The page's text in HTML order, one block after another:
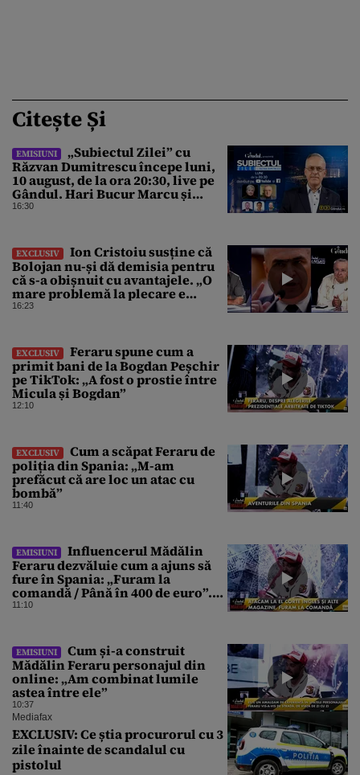
Citește Și
EMISIUNI
„Subiectul Zilei” cu
Răzvan Dumitrescu începe luni,
10 august, de la ora 20:30, live pe
Gândul. Hari Bucur Marcu și
Sarmiza Andronic, dezvăluiri
16:30
EXCLUSIV
Ion Cristoiu susține că
Bolojan nu-și dă demisia pentru
că s-a obișnuit cu avantajele. „O
mare problemă la plecare e
prăpastia dintre avantajele pe
16:23
EXCLUSIV
Feraru spune cum a
primit bani de la Bogdan Peșchir
pe TikTok: „A fost o prostie între
Micula și Bogdan”
12:10
EXCLUSIV
Cum a scăpat Feraru de
poliția din Spania: „M-am
prefăcut că are loc un atac cu
bombă”
11:40
EMISIUNI
Influencerul Mădălin
Feraru dezvăluie cum a ajuns să
fure în Spania: „Furam la
comandă / Până în 400 de euro”.
Ce pățea dacă trecea pragul
11:10
EMISIUNI
Cum și-a construit
Mădălin Feraru personajul din
online: „Am combinat lumile
astea între ele”
10:37
Mediafax
EXCLUSIV: Ce știa procurorul cu 3
zile înainte de scandalul cu
pistolul